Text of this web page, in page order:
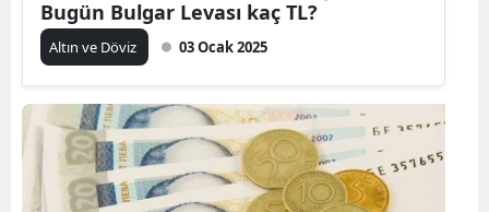
Bugün Bulgar Levası kaç TL?
Altın ve Döviz 03 Ocak 2025